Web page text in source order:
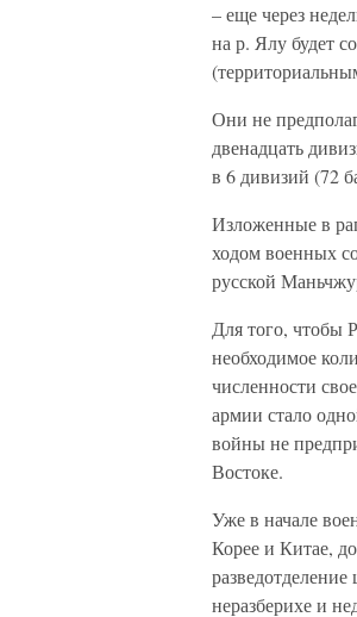
– еще через
на р. Ялу будет
Они не
двенадцать
в 6 дивизий (72
Изложенные в
ходом военных
русской
Для того, чтобы
необходимое
численности
армии стало
войны не
Востоке.
Уже в начале
Корее и Китае,
неразберихе и